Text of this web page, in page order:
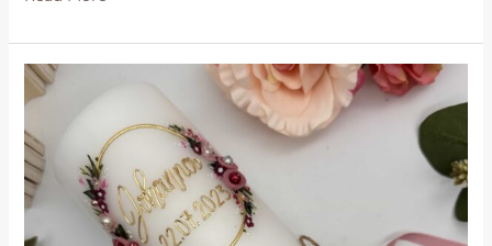
e
b
o
k
re
st
n